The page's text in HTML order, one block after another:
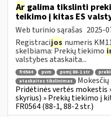
Ar galima tikslinti
teikimo į kitas ES
Web turinio sąrašas 2025-
Registracijos numeris
skelbiama: Prekių tiekimo
valstybes ataskaita...
fr0564 pvm pvmį 88-1 str
ataskaitos tikslinimas
Pridėtinės vertės mokestis
skyrius) » Prekių tiekimo į
FR0564 (88-1, 88-2 str.)